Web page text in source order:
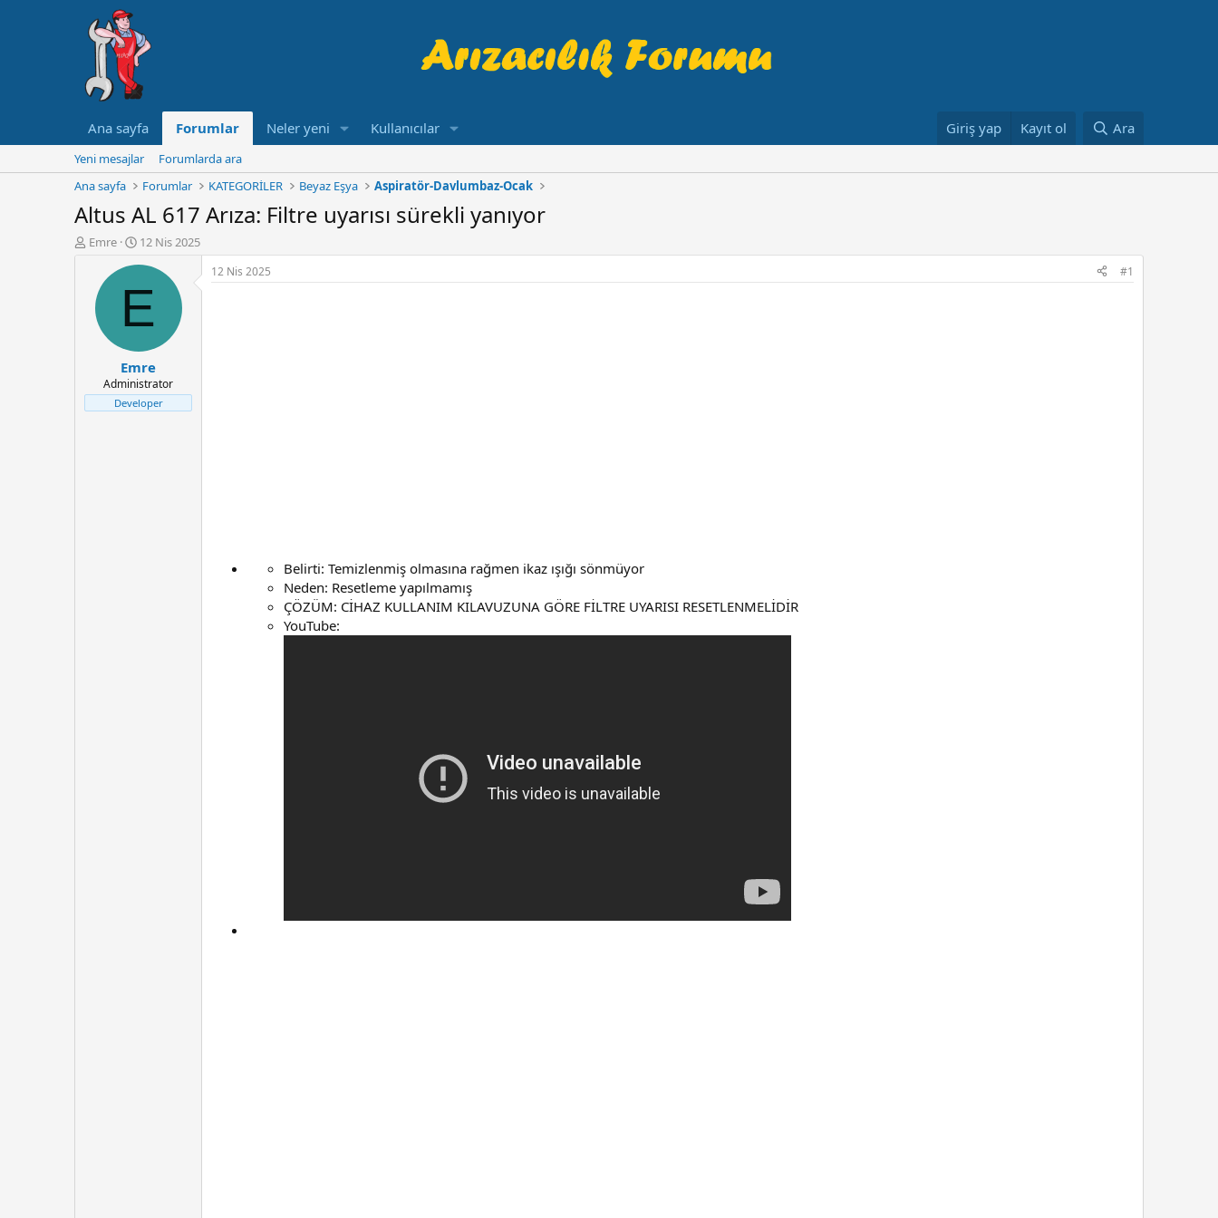
Ana sayfa Forumlar Neler yeni Kullanıcılar Giriş yap Kayıt ol Ara
Yeni mesajlar
Forumlarda ara
Ana sayfa
Forumlar KATEGORİLER Beyaz Eşya Aspiratör-Davlumbaz-Ocak
Altus AL 617 Arıza: Filtre uyarısı sürekli yanıyor
K
Emre
B
l
a
n
ı
ç
t
a
12 Nis 2025
E
Emre
Administrator
Developer
12 Nis 2025 #1
Belirti: Temizlenmiş olmasına rağmen ikaz ışığı sönmüyor
Neden: Resetleme yapılmamış
ÇÖZÜM: CİHAZ KULLANIM KILAVUZUNA GÖRE FİLTRE UYARISI RESETLENMELİDİR
YouTube: